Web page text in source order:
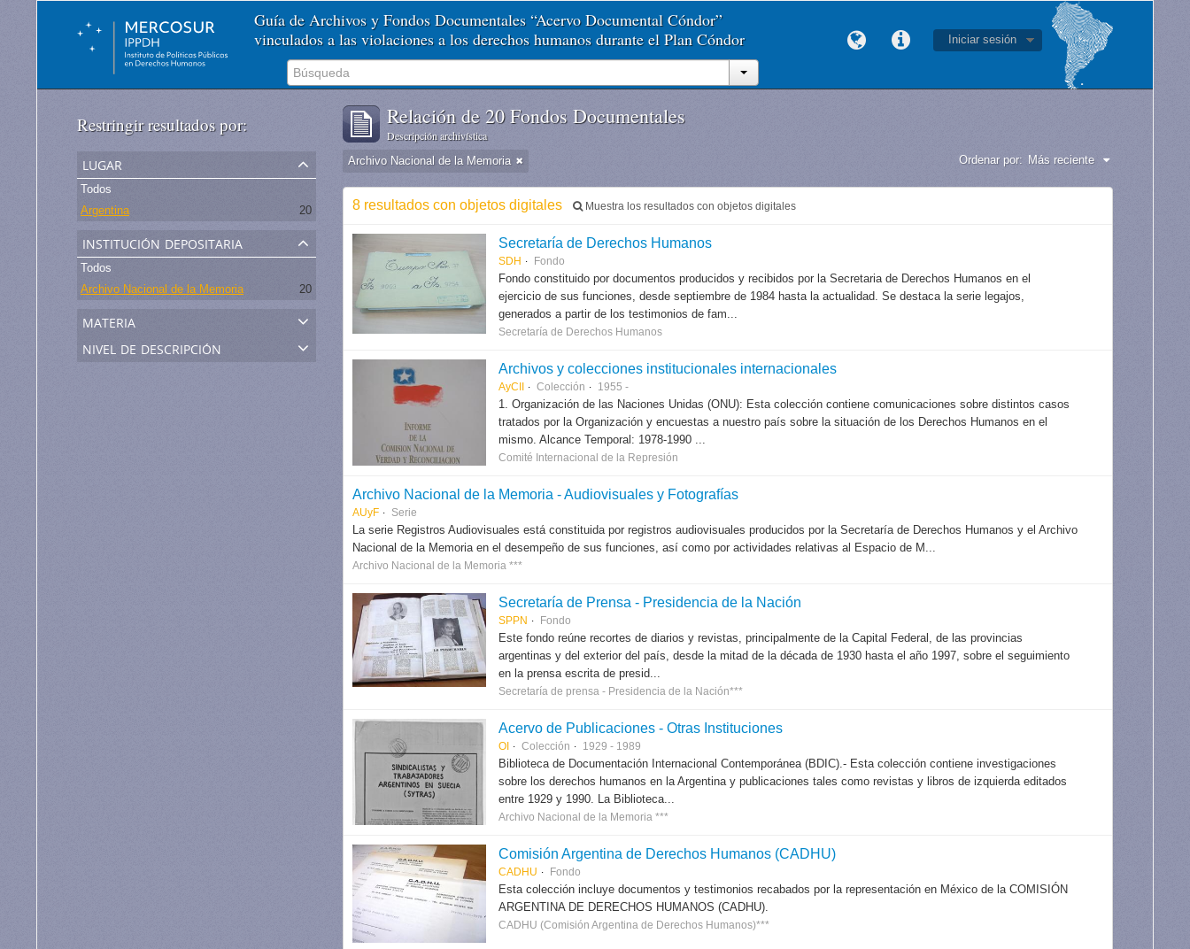
Guía de Archivos y Fondos Documentales “Acervo Documental Cóndor”
vinculados a las violaciones a los derechos humanos durante el Plan Cóndor
Iniciar sesión
Restringir resultados por:
lugar
Todos
Argentina
20
institución depositaria
Todos
Archivo Nacional de la Memoria
20
materia
nivel de descripción
Relación de 20 Fondos Documentales
Descripción archivística
Archivo Nacional de la Memoria Ordenar por: Más reciente
8 resultados con objetos digitales Muestra los resultados con objetos digitales
Secretaría de Derechos Humanos
SDH Fondo
Fondo constituido por documentos producidos y recibidos por la Secretaria de Derechos Humanos en el
ejercicio de sus funciones, desde septiembre de 1984 hasta la actualidad. Se destaca la serie legajos,
generados a partir de los testimonios de fam...
Secretaría de Derechos Humanos
Archivos y colecciones institucionales internacionales
AyCII Colección 1955 -
1. Organización de las Naciones Unidas (ONU): Esta colección contiene comunicaciones sobre distintos casos
tratados por la Organización y encuestas a nuestro país sobre la situación de los Derechos Humanos en el
mismo. Alcance Temporal: 1978-1990 ...
Comité Internacional de la Represión
Archivo Nacional de la Memoria - Audiovisuales y Fotografías
AUyF Serie
La serie Registros Audiovisuales está constituida por registros audiovisuales producidos por la Secretaría de Derechos Humanos y el Archivo
Nacional de la Memoria en el desempeño de sus funciones, así como por actividades relativas al Espacio de M...
Archivo Nacional de la Memoria ***
Secretaría de Prensa - Presidencia de la Nación
SPPN Fondo
Este fondo reúne recortes de diarios y revistas, principalmente de la Capital Federal, de las provincias
argentinas y del exterior del país, desde la mitad de la década de 1930 hasta el año 1997, sobre el seguimiento
en la prensa escrita de presid...
Secretaría de prensa - Presidencia de la Nación***
Acervo de Publicaciones - Otras Instituciones
OI Colección 1929 - 1989
Biblioteca de Documentación Internacional Contemporánea (BDIC).- Esta colección contiene investigaciones
sobre los derechos humanos en la Argentina y publicaciones tales como revistas y libros de izquierda editados
entre 1929 y 1990. La Biblioteca...
Archivo Nacional de la Memoria ***
Comisión Argentina de Derechos Humanos (CADHU)
CADHU Fondo
Esta colección incluye documentos y testimonios recabados por la representación en México de la COMISIÓN
ARGENTINA DE DERECHOS HUMANOS (CADHU).
CADHU (Comisión Argentina de Derechos Humanos)***